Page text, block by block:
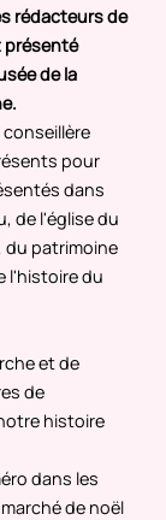
rédacteurs de
présenté
de la
conseillère
pour
dans
de l'église du
du patrimoine
l'histoire du
et de
de
histoire
dans les
de noël